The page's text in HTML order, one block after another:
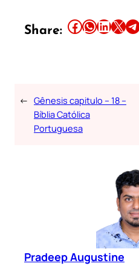
Share: Share this article on Facebook Share this article on WhatsApp Share this article on LinkedIn Share this article on X Share this article on Telegram
← Gênesis capitulo – 18 –
Bíblia Católica
Portuguesa
Pradeep Augustine